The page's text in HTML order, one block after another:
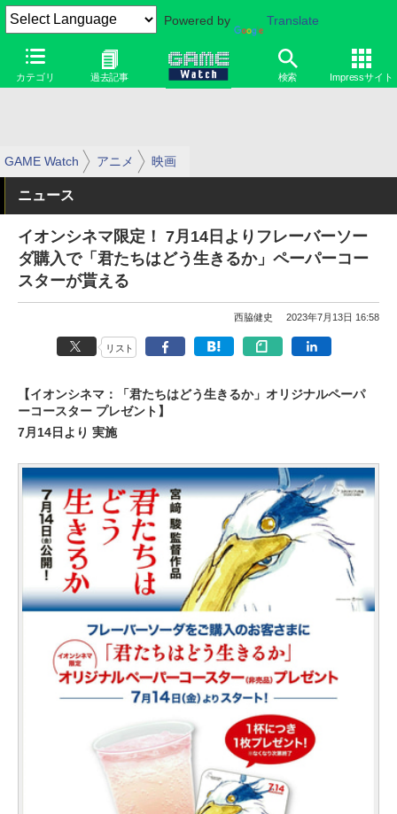
Powered by Translate
カテゴリ 過去記事 検索 Impressサイト
GAME Watch アニメ 映画
ニュース
イオンシネマ限定！ 7月14日よりフレーバーソー
ダ購入で「君たちはどう生きるか」ペーパーコー
スターが貰える
西脇健史 2023年7月13日 16:58
リスト
【イオンシネマ：「君たちはどう生きるか」オリジナルペーパ
ーコースター プレゼント】
7月14日より 実施